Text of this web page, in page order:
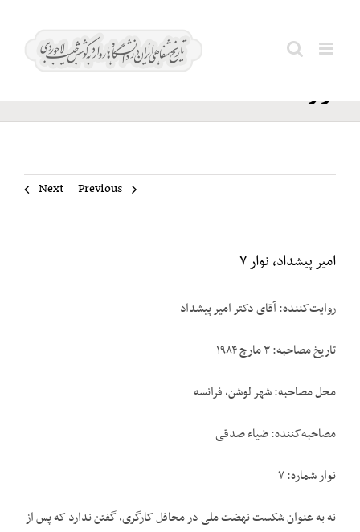
پیشداد،
نوار ۷
Previous
Next
امیر پیشداد، نوار ۷
روایت‌کننده: آقای دکتر امیر پیشداد
تاریخ مصاحبه: ۳ مارچ ۱۹۸۴
محل مصاحبه: شهر لوشن، فرانسه
مصاحبه‌کننده: ضیاء صدقی
نوار شماره: ۷
نه به عنوان شکست نهضت ملی در محافل کارگری، گفتن ندارد که پس از